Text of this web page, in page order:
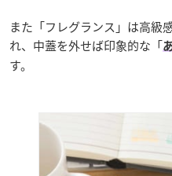
また「フレグランス」は高級
れ、中蓋を外せば印象的な「
す。